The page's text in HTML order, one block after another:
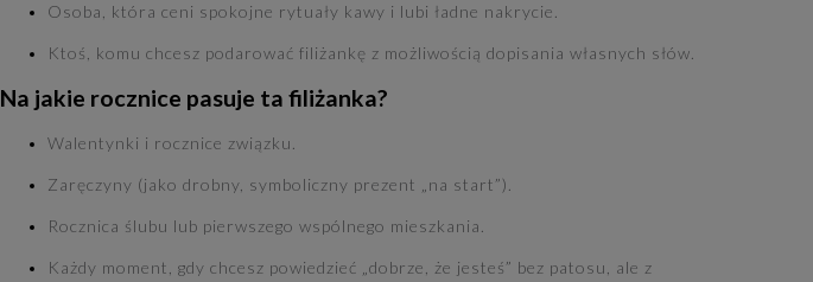
Osoba, która ceni spokojne rytuały kawy i lubi ładne nakrycie.
Ktoś, komu chcesz podarować filiżankę z możliwością dopisania własnych słów.
Na jakie rocznice pasuje ta filiżanka?
Walentynki i rocznice związku.
Zaręczyny (jako drobny, symboliczny prezent „na start”).
Rocznica ślubu lub pierwszego wspólnego mieszkania.
Każdy moment, gdy chcesz powiedzieć „dobrze, że jesteś” bez patosu, ale z